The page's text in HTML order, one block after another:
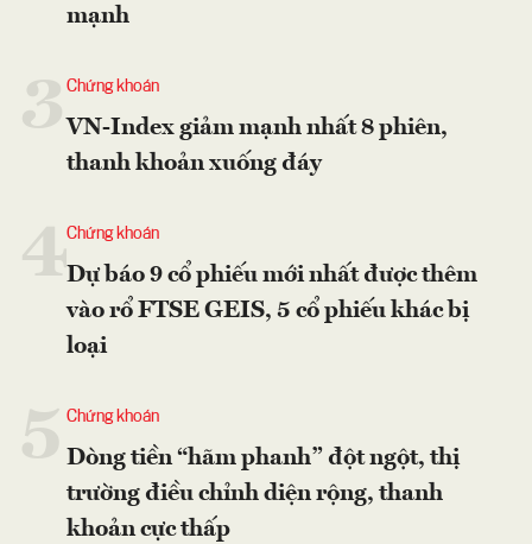
mạnh
Chứng khoán
VN-Index giảm mạnh nhất 8 phiên,
thanh khoản xuống đáy
4Chứng khoán
Dự báo 9 cổ phiếu mới nhất được thêm
vào rổ FTSE GEIS, 5 cổ phiếu khác bị
loại
Chứng khoán
Dòng tiền “hãm phanh” đột ngột, thị
trường điều chỉnh diện rộng, thanh
khoản cực thấp